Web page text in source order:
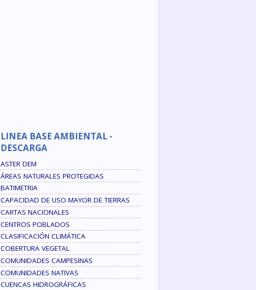
LINEA BASE AMBIENTAL -
DESCARGA
ASTER DEM
ÁREAS NATURALES PROTEGIDAS
BATIMETRIA
CAPACIDAD DE USO MAYOR DE TIERRAS
CARTAS NACIONALES
CENTROS POBLADOS
CLASIFICACIÓN CLIMÁTICA
COBERTURA VEGETAL
COMUNIDADES CAMPESINAS
COMUNIDADES NATIVAS
CUENCAS HIDROGRÁFICAS